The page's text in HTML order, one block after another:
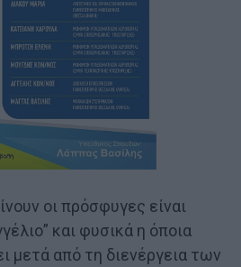
οι πρόσφυγες είναι
και φυσικά η όποια
μετά από τη διενέργεια των